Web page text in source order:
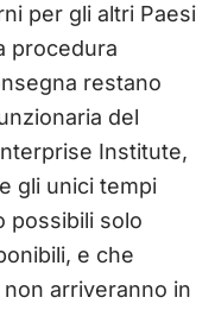
per gli altri Paesi
procedura
restano
del
Institute,
gli unici tempi
possibili solo
e che
arriveranno in